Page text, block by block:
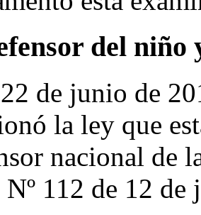
del niño
de junio de
la ley que
nacional de
112 de 12